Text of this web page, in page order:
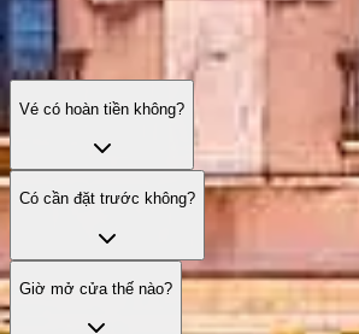
Vé có hoàn tiền không?
Có cần đặt trước không?
Giờ mở cửa thế nào?